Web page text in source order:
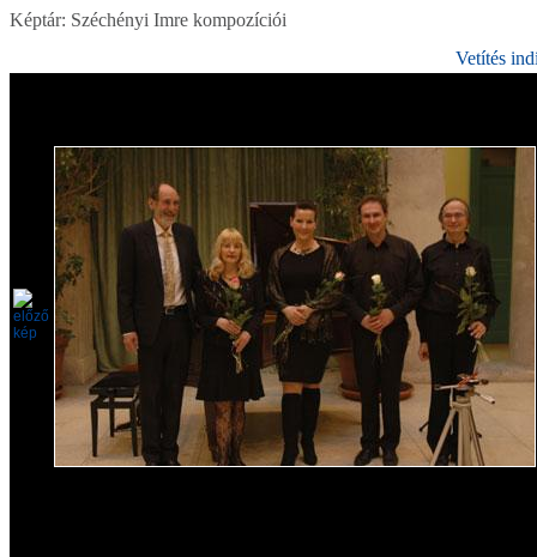
Képtár: Széchényi Imre kompozíciói
Vetítés